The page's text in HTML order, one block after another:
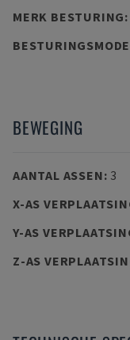
MERK BESTURING:
BEWEGING
AANTAL ASSEN: 3
X-AS
Y-AS
Z-AS